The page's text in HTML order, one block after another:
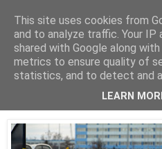
Kieszenie
6.12.2015
Mikołaje na
This site uses cookies from
and to analyze traffic. Your IP
shared with Google along
metrics to ensure quality of
statistics, and to detect and
LEARN